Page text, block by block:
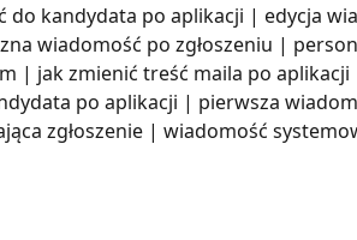
do kandydata po aplikacji | edycja
wiadomość po zgłoszeniu |
| jak zmienić treść maila po
po aplikacji | pierwsza
zgłoszenie | wiadomość